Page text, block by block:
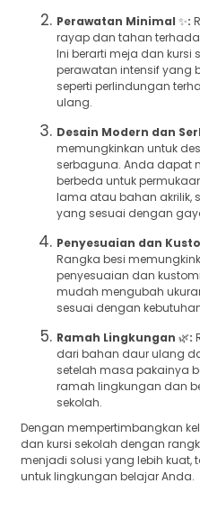
Perawatan Minimal ✨:
rayap dan tahan
Ini berarti meja dan kursi
perawatan intensif yang
seperti perlindungan
ulang.
Desain Modern dan
memungkinkan untuk
serbaguna. Anda dapat
berbeda untuk
lama atau bahan akrilik,
yang sesuai dengan
Penyesuaian dan
Rangka besi
penyesuaian dan
mudah mengubah
sesuai dengan
Ramah Lingkungan 🌿:
dari bahan daur ulang
setelah masa pakainya
ramah lingkungan dan
sekolah.
Dengan mempertimbangkan
dan kursi sekolah dengan
menjadi solusi yang lebih
untuk lingkungan belajar Anda.